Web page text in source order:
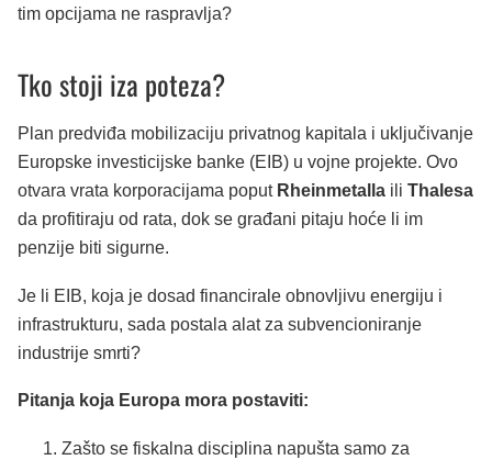
tim opcijama ne raspravlja?
Tko stoji iza poteza?
Plan predviđa mobilizaciju privatnog kapitala i uključivanje
Europske investicijske banke (EIB) u vojne projekte. Ovo
otvara vrata korporacijama poput Rheinmetalla ili Thalesa
da profitiraju od rata, dok se građani pitaju hoće li im
penzije biti sigurne.
Je li EIB, koja je dosad financirale obnovljivu energiju i
infrastrukturu, sada postala alat za subvencioniranje
industrije smrti?
Pitanja koja Europa mora postaviti:
Zašto se fiskalna disciplina napušta samo za